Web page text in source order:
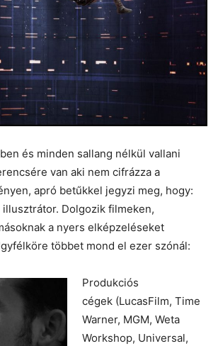
és minden sallang nélkül vallani
van aki nem cifrázza a
apró betűkkel jegyzi meg, hogy:
Dolgozik filmeken,
a nyers elképzeléseket
többet mond el ezer szónál:
Produkciós
cégek (LucasFilm, Time
Warner, MGM, Weta
Workshop, Universal,